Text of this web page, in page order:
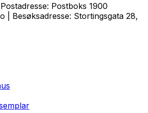
| Postadresse: Postboks 1900
| Besøksadresse: Stortingsgata 28,